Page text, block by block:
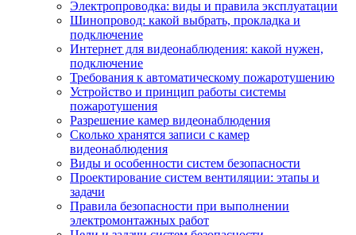
Электропроводка: виды и правила эксплуатации
Шинопровод: какой выбрать, прокладка и
подключение
Интернет для видеонаблюдения: какой нужен,
подключение
Требования к автоматическому пожаротушению
Устройство и принцип работы системы
пожаротушения
Разрешение камер видеонаблюдения
Сколько хранятся записи с камер
видеонаблюдения
Виды и особенности систем безопасности
Проектирование систем вентиляции: этапы и
задачи
Правила безопасности при выполнении
электромонтажных работ